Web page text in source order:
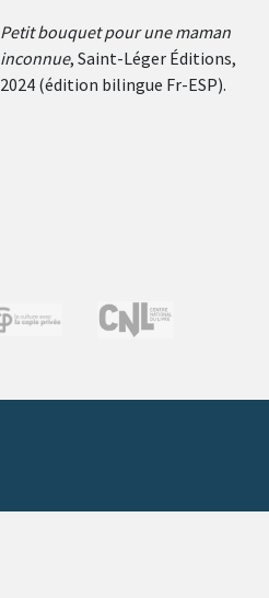
Petit bouquet pour une maman
inconnue, Saint-Léger Éditions,
2024 (édition bilingue Fr-ESP).